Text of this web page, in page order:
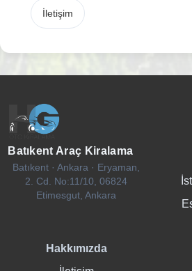
İletişim
Batıkent Araç Kiralama
Batıkent · Ankara · Eryaman,
2. Cd. No:11/10, 06824
Etimesgut, Ankara
Hakkımızda